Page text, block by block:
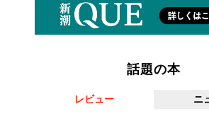
話題の本
レビュー ニ